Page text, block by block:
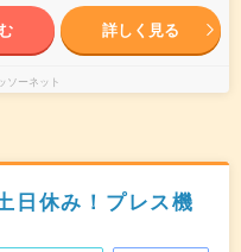
詳しく見る
ソーネット
日休み！プレス機